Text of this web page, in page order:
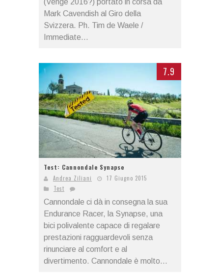
Mark Cavendish al Giro della
Svizzera. Ph. Tim de Waele /
Immediate...
7.9
Test: Cannondale Synapse
Andrea Ziliani
17 Giugno 2015
Test
Cannondale ci dà in consegna la sua
Endurance Racer, la Synapse, una
bici polivalente capace di regalare
prestazioni ragguardevoli senza
rinunciare al comfort e al
divertimento. Cannondale è molto...